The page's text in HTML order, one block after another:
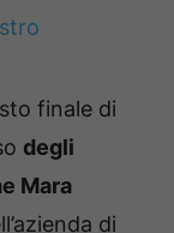
finale di
degli
Mara
di